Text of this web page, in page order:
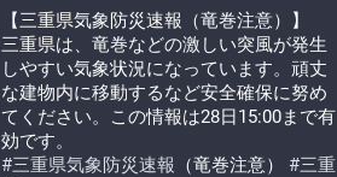
【三重県気象防災速報（竜巻注意）】
三重県は、竜巻などの激しい突風が発生
しやすい気象状況になっています。頑丈
な建物内に移動するなど安全確保に努め
てください。この情報は28日15:00まで有
効です。
#三重県気象防災速報 （竜巻注意） #三重